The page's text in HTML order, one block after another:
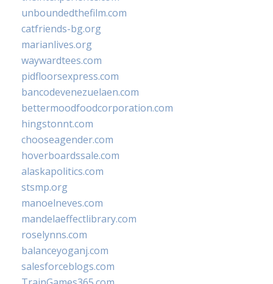
unboundedthefilm.com
catfriends-bg.org
marianlives.org
waywardtees.com
pidfloorsexpress.com
bancodevenezuelaen.com
bettermoodfoodcorporation.com
hingstonnt.com
chooseagender.com
hoverboardssale.com
alaskapolitics.com
stsmp.org
manoelneves.com
mandelaeffectlibrary.com
roselynns.com
balanceyoganj.com
salesforceblogs.com